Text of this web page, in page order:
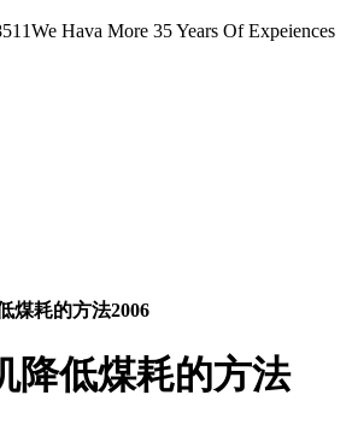
We Hava More 35 Years Of Expeiences
煤耗的方法2006
降低煤耗的方法